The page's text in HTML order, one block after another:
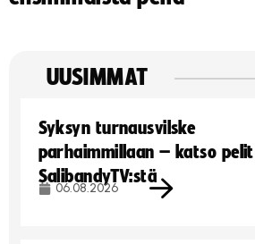
UUSIMMAT
Syksyn turnausvilske
parhaimmillaan – katso pelit
SalibandyTV:stä
06.08.2026